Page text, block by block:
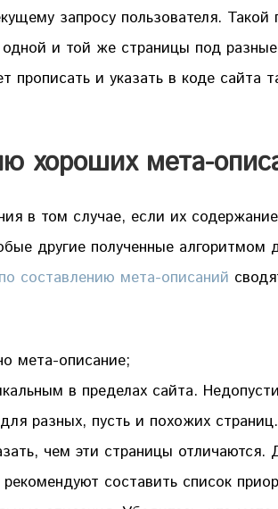
запросу пользователя. Такой
и той же страницы под
прописать и указать в коде сайта
хороших мета-
в том случае, если их
другие полученные алгоритмом
составлению мета-описаний
мета-описание;
в пределах сайта.
разных, пусть и похожих
чем эти страницы отличаются.
составить список